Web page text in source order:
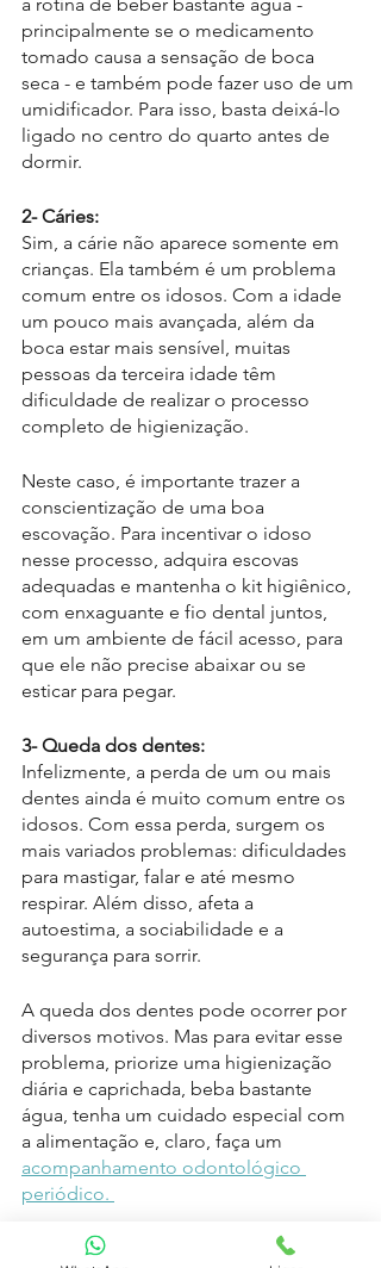
principalmente se o medicamento
tomado causa a sensação de boca
seca - e também pode fazer uso de um
umidificador. Para isso, basta deixá-lo
ligado no centro do quarto antes de
dormir.
2- Cáries:
Sim, a cárie não aparece somente em
crianças. Ela também é um problema
comum entre os idosos. Com a idade
um pouco mais avançada, além da
boca estar mais sensível, muitas
pessoas da terceira idade têm
dificuldade de realizar o processo
completo de higienização.
Neste caso, é importante trazer a
conscientização de uma boa
escovação. Para incentivar o idoso
nesse processo, adquira escovas
adequadas e mantenha o kit higiênico,
com enxaguante e fio dental juntos,
em um ambiente de fácil acesso, para
que ele não precise abaixar ou se
esticar para pegar.
3- Queda dos dentes:
Infelizmente, a perda de um ou mais
dentes ainda é muito comum entre os
idosos. Com essa perda, surgem os
mais variados problemas: dificuldades
para mastigar, falar e até mesmo
respirar. Além disso, afeta a
autoestima, a sociabilidade e a
segurança para sorrir.
A queda dos dentes pode ocorrer por
diversos motivos. Mas para evitar esse
problema, priorize uma higienização
diária e caprichada, beba bastante
água, tenha um cuidado especial com
a alimentação e, claro, faça um
acompanhamento odontológico
periódico.
4- Periodontite: